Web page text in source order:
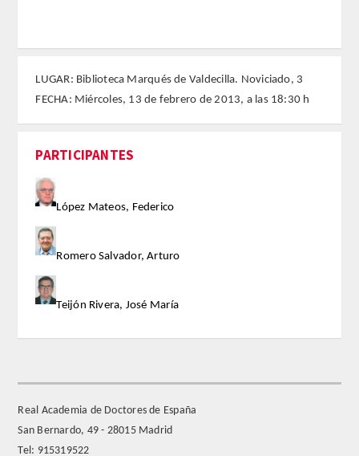
CIENCIAS EXPERIMENTALES
INGENIERíA
ARQUITECTURA Y BELLAS ARTES
VETERINARIA
CORRESPONDIENTES
LUGAR: Biblioteca Marqués de Valdecilla. Noviciado, 3
FECHA: Miércoles, 13 de febrero de 2013, a las 18:30 h
PARTICIPANTES
López Mateos, Federico
Romero Salvador, Arturo
Teijón Rivera, José María
Real Academia de Doctores de España
San Bernardo, 49 - 28015 Madrid
Tel: 915319522